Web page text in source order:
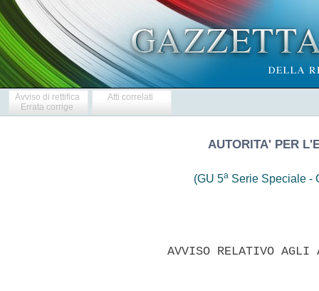
Avviso di rettifica
Errata corrige
Atti correlati
AUTORITA' PER
(GU 5a Serie Speciale -
AVVISO RELATIVO